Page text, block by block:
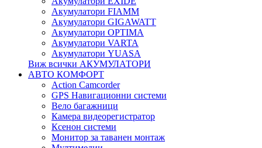
Акумулатори FIAMM
Акумулатори GIGAWATT
Акумулатори OPTIMA
Акумулатори VARTA
Акумулатори YUASA
Виж всички АКУМУЛАТОРИ
АВТО КОМФОРТ
Action Camcorder
GPS Навигационни системи
Вело багажници
Камера видеорегистратор
Ксенон системи
Монитор за таванен монтаж